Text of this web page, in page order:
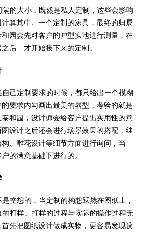
隔的大小，既然是私人定制，这些会影响
算其中。一个定制的家具，最终的归属
园会先对客户的户型实地进行测量，在
后，才开始接下来的定制。
己定制要求的时候，都只给出一个模糊
要求内勾画出最美的器型，考验的就是
和园，设计师会给客户提出实用性的意
图设计之后还会进行场景效果的搭配，继
、雕花设计等细节方面进行询问，当
的满意基础下进行的。
空想的，当定制的构想跃然在图纸上，
打样。打样的过程与实际的操作过程无
先把图纸设计做成实物，更容易发现设